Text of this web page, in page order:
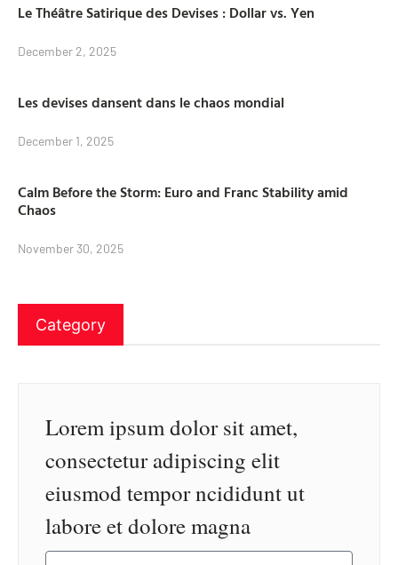
Le Théâtre Satirique des Devises : Dollar vs. Yen
December 2, 2025
Les devises dansent dans le chaos mondial
December 1, 2025
Calm Before the Storm: Euro and Franc Stability amid
Chaos
November 30, 2025
Category
Lorem ipsum dolor sit amet,
consectetur adipiscing elit
eiusmod tempor ncididunt ut
labore et dolore magna